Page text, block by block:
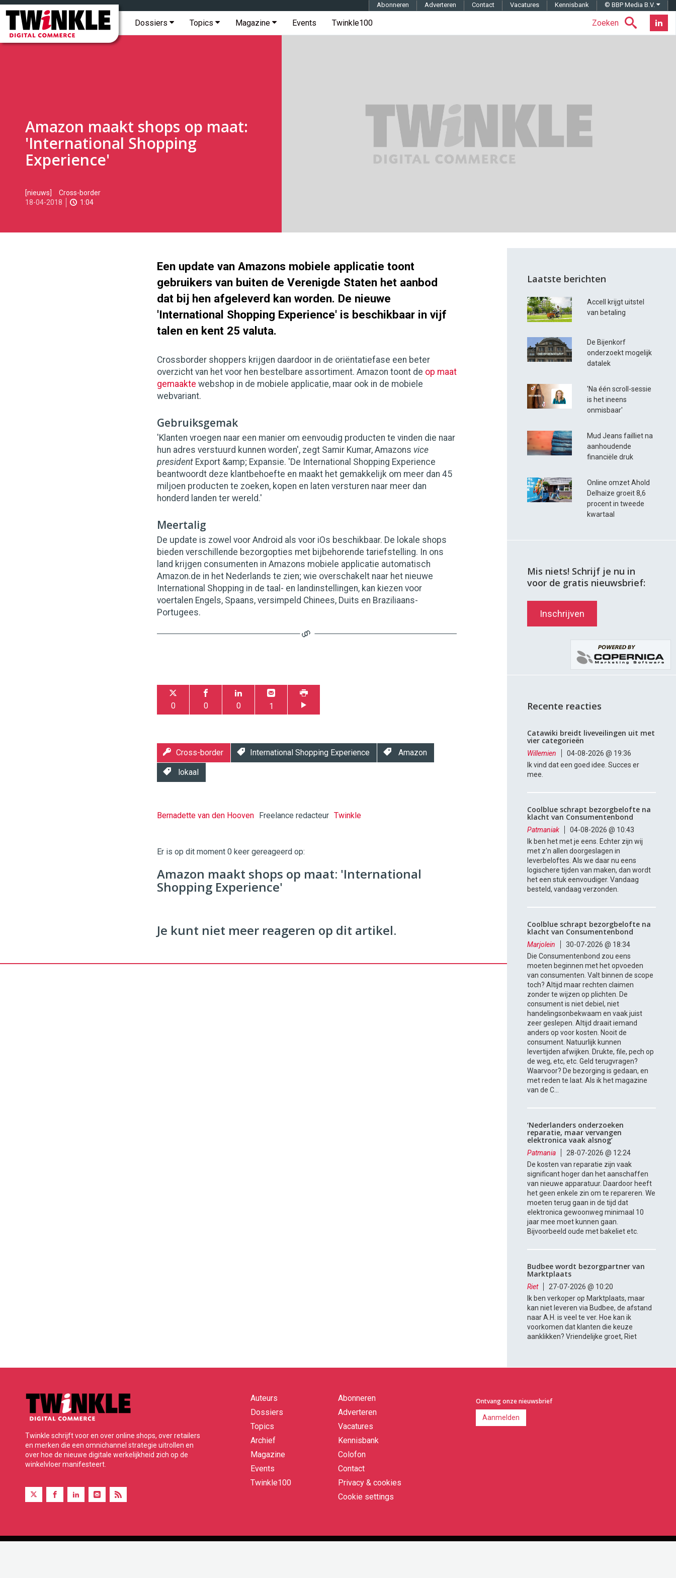
Twinkle
Digital
Commerce
Hoofdmenu Zoeken
Dossiers Topics Magazine Events Twinkle100
Topmenu Abonneren Adverteren Contact Vacatures Kennisbank © BBP Media B.V.
Amazon maakt shops op maat:
'International Shopping
Experience'
2018-
04-
04-
[nieuws]
Cross-border
18-04-2018
1:04
Een update van Amazons mobiele applicatie toont
gebruikers van buiten de Verenigde Staten het aanbod
dat bij hen afgeleverd kan worden. De nieuwe
'International Shopping Experience' is beschikbaar in vijf
talen en kent 25 valuta.
Crossborder shoppers krijgen daardoor in de oriëntatiefase een beter
overzicht van het voor hen bestelbare assortiment. Amazon toont de op maat
gemaakte webshop in de mobiele applicatie, maar ook in de mobiele
webvariant.
Gebruiksgemak
'Klanten vroegen naar een manier om eenvoudig producten te vinden die naar
hun adres verstuurd kunnen worden', zegt Samir Kumar, Amazons vice
president Export &amp; Expansie. 'De International Shopping Experience
beantwoordt deze klantbehoefte en maakt het gemakkelijk om meer dan 45
miljoen producten te zoeken, kopen en laten versturen naar meer dan
honderd landen ter wereld.'
Meertalig
De update is zowel voor Android als voor iOs beschikbaar. De lokale shops
bieden verschillende bezorgopties met bijbehorende tariefstelling. In ons
land krijgen consumenten in Amazons mobiele applicatie automatisch
Amazon.de in het Nederlands te zien; wie overschakelt naar het nieuwe
International Shopping in de taal- en landinstellingen, kan kiezen voor
voertalen Engels, Spaans, versimpeld Chinees, Duits en Braziliaans-
Portugees.
0 0 0 1
Cross-border International Shopping Experience Amazon
lokaal
Bernadette van den Hooven Freelance redacteur Twinkle
Twinkle
Commerce https://twinklemagazine.nl
96 54
Er is op dit moment 0 keer gereageerd op:
Amazon maakt shops op maat: 'International
Shopping Experience'
Je kunt niet meer reageren op dit artikel.
Laatste berichten
Accell krijgt uitstel
van betaling
De Bijenkorf
onderzoekt mogelijk
datalek
'Na één scroll-sessie
is het ineens
onmisbaar'
Mud Jeans failliet na
aanhoudende
financiële druk
Online omzet Ahold
Delhaize groeit 8,6
procent in tweede
kwartaal
Mis niets! Schrijf je nu in
voor de gratis nieuwsbrief:
Inschrijven
Recente reacties
Catawiki breidt liveveilingen uit met
vier categorieën
Willemien
04-08-2026 @ 19:36
Ik vind dat een goed idee. Succes er
mee.
Coolblue schrapt bezorgbelofte na
klacht van Consumentenbond
Patmaniak
04-08-2026 @ 10:43
Ik ben het met je eens. Echter zijn wij
met z'n allen doorgeslagen in
leverbeloftes. Als we daar nu eens
logischere tijden van maken, dan wordt
het een stuk eenvoudiger. Vandaag
besteld, vandaag verzonden.
Coolblue schrapt bezorgbelofte na
klacht van Consumentenbond
Marjolein
30-07-2026 @ 18:34
Die Consumentenbond zou eens
moeten beginnen met het opvoeden
van consumenten. Valt binnen de scope
toch? Altijd maar rechten claimen
zonder te wijzen op plichten. De
consument is niet debiel, niet
handelingsonbekwaam en vaak juist
zeer geslepen. Altijd draait iemand
anders op voor kosten. Nooit de
consument. Natuurlijk kunnen
levertijden afwijken. Drukte, file, pech op
de weg, etc, etc. Geld terugvragen?
Waarvoor? De bezorging is gedaan, en
met reden te laat. Als ik het magazine
van de C...
‘Nederlanders onderzoeken
reparatie, maar vervangen
elektronica vaak alsnog’
Patmania
28-07-2026 @ 12:24
De kosten van reparatie zijn vaak
significant hoger dan het aanschaffen
van nieuwe apparatuur. Daardoor heeft
het geen enkele zin om te repareren. We
moeten terug gaan in de tijd dat
elektronica gewoonweg minimaal 10
jaar mee moet kunnen gaan.
Bijvoorbeeld oude met bakeliet etc.
Budbee wordt bezorgpartner van
Marktplaats
Riet
27-07-2026 @ 10:20
Ik ben verkoper op Marktplaats, maar
kan niet leveren via Budbee, de afstand
naar A.H. is veel te ver. Hoe kan ik
voorkomen dat klanten die keuze
aanklikken? Vriendelijke groet, Riet
Twinkle schrijft voor en over online shops, over retailers
en merken die een omnichannel strategie uitrollen en
over hoe de nieuwe digitale werkelijkheid zich op de
winkelvloer manifesteert.
Quick
links
Auteurs
Dossiers
Topics
Archief
Magazine
Events
Twinkle100
Abonneren
Adverteren
Vacatures
Kennisbank
Colofon
Contact
Privacy & cookies
Cookie settings
Ontvang onze nieuwsbrief
Aanmelden